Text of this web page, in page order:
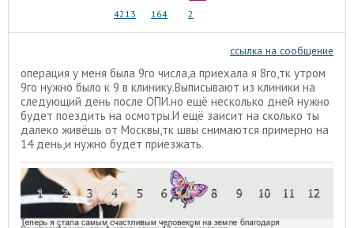
4213 164 2
ссылка на сообщение
операция у меня была 9го числа,а приехала я 8го,тк утром
9го нужно было к 9 в клинику.Выписывают из клиники на
следующий день после ОПИ.но ещё несколько дней нужно
будет поездить на осмотры.И ещё заисит на сколько ты
далеко живёшь от Москвы,тк швы снимаются примерно на
14 день,и нужно будет приезжать.